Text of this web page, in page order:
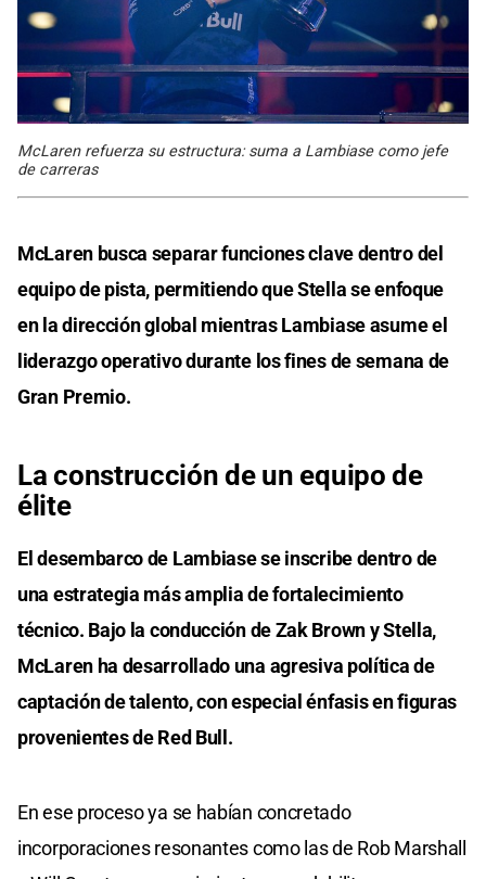
McLaren refuerza su estructura: suma a Lambiase como jefe
de carreras
McLaren busca separar funciones clave dentro del
equipo de pista, permitiendo que Stella se enfoque
en la dirección global mientras Lambiase asume el
liderazgo operativo durante los fines de semana de
Gran Premio.
La construcción de un equipo de
élite
El desembarco de Lambiase se inscribe dentro de
una estrategia más amplia de fortalecimiento
técnico. Bajo la conducción de Zak Brown y Stella,
McLaren ha desarrollado una agresiva política de
captación de talento, con especial énfasis en figuras
provenientes de Red Bull.
En ese proceso ya se habían concretado
incorporaciones resonantes como las de Rob Marshall